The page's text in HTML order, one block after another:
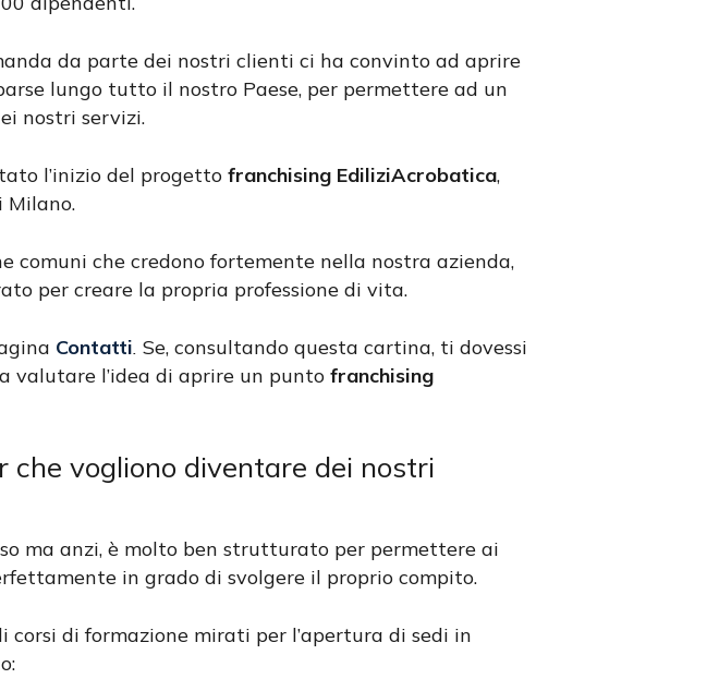
da parte dei nostri clienti ci ha convinto ad aprire
lungo tutto il nostro Paese, per permettere ad un
nostri servizi.
l’inizio del progetto franchising EdiliziAcrobatica,
Milano.
che credono fortemente nella nostra azienda,
per creare la propria professione di vita.
Contatti. Se, consultando questa cartina, ti dovessi
valutare l’idea di aprire un punto franchising
che vogliono diventare dei nostri
ma anzi, è molto ben strutturato per permettere ai
in grado di svolgere il proprio compito.
di formazione mirati per l’apertura di sedi in